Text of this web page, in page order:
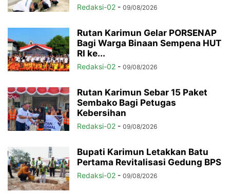
Redaksi-02 - 09/08/2026
Rutan Karimun Gelar PORSENAP
Bagi Warga Binaan Sempena HUT
RI ke...
Redaksi-02 - 09/08/2026
Rutan Karimun Sebar 15 Paket
Sembako Bagi Petugas
Kebersihan
Redaksi-02 - 09/08/2026
Bupati Karimun Letakkan Batu
Pertama Revitalisasi Gedung BPS
Redaksi-02 - 09/08/2026